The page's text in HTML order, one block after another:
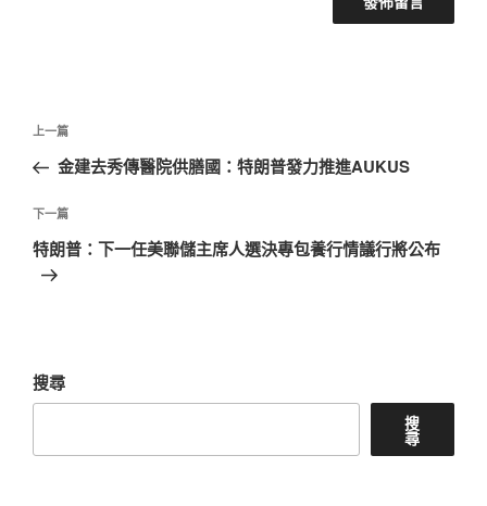
文
導
覽
上
一
文
章
上一篇
金建去秀傳醫院供膳國：特朗普發力推進AUKUS
下
一
篇
下一篇
特朗普：下一任美聯儲主席人選決專包養行情議行將公布
搜尋
搜
尋